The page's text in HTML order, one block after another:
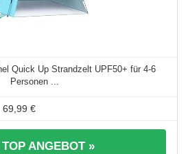
Quick Up Strandzelt UPF50+ für 4-6
Personen ...
69,99 €
ANGEBOT »